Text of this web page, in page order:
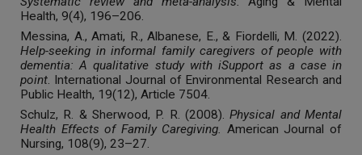
Health, 9(4), 196–206.
Messina, A., Amati, R., Albanese, E., & Fiordelli, M. (2022).
Help-seeking in informal family caregivers of people with
dementia: A qualitative study with iSupport as a case in
point. International Journal of Environmental Research and
Public Health, 19(12), Article 7504.
Schulz, R. & Sherwood, P. R. (2008).Physical and Mental
Health Effects of Family Caregiving. American Journal of
Nursing, 108(9), 23–27.